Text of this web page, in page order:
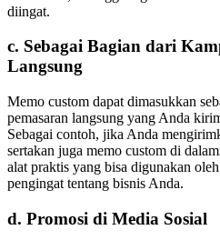
diingat.
c. Sebagai Bagian dari
Langsung
Memo custom dapat dimasukkan
pemasaran langsung yang Anda
Sebagai contoh, jika Anda
sertakan juga memo custom di
alat praktis yang bisa digunakan
pengingat tentang bisnis Anda.
d. Promosi di Media Sosial